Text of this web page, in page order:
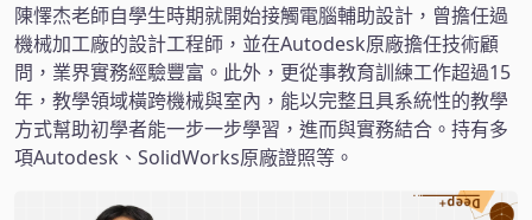
陳懌杰老師自學生時期就開始接觸電腦輔助設計，曾擔任過
機械加工廠的設計工程師，並在Autodesk原廠擔任技術顧
問，業界實務經驗豐富。此外，更從事教育訓練工作超過15
年，教學領域橫跨機械與室內，能以完整且具系統性的教學
方式幫助初學者能一步一步學習，進而與實務結合。持有多
項Autodesk、SolidWorks原廠證照等。